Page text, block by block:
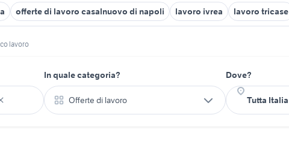
offerte di lavoro casalnuovo di napoli lavoro ivrea lavoro tricase
lavoro
In quale categoria?
Offerte di lavoro
Dove?